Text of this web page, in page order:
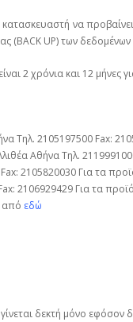
να
UP) των
2 χρόνια και 12 μήνες
Τηλ. 2105197500 Fax:
Αθήνα Τηλ.
2105820030 Για τα
2106929429 Για τα
από εδώ
δεκτή μόνο εφόσον